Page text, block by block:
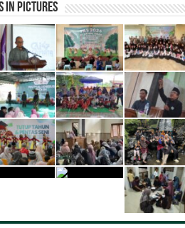
in Pictures